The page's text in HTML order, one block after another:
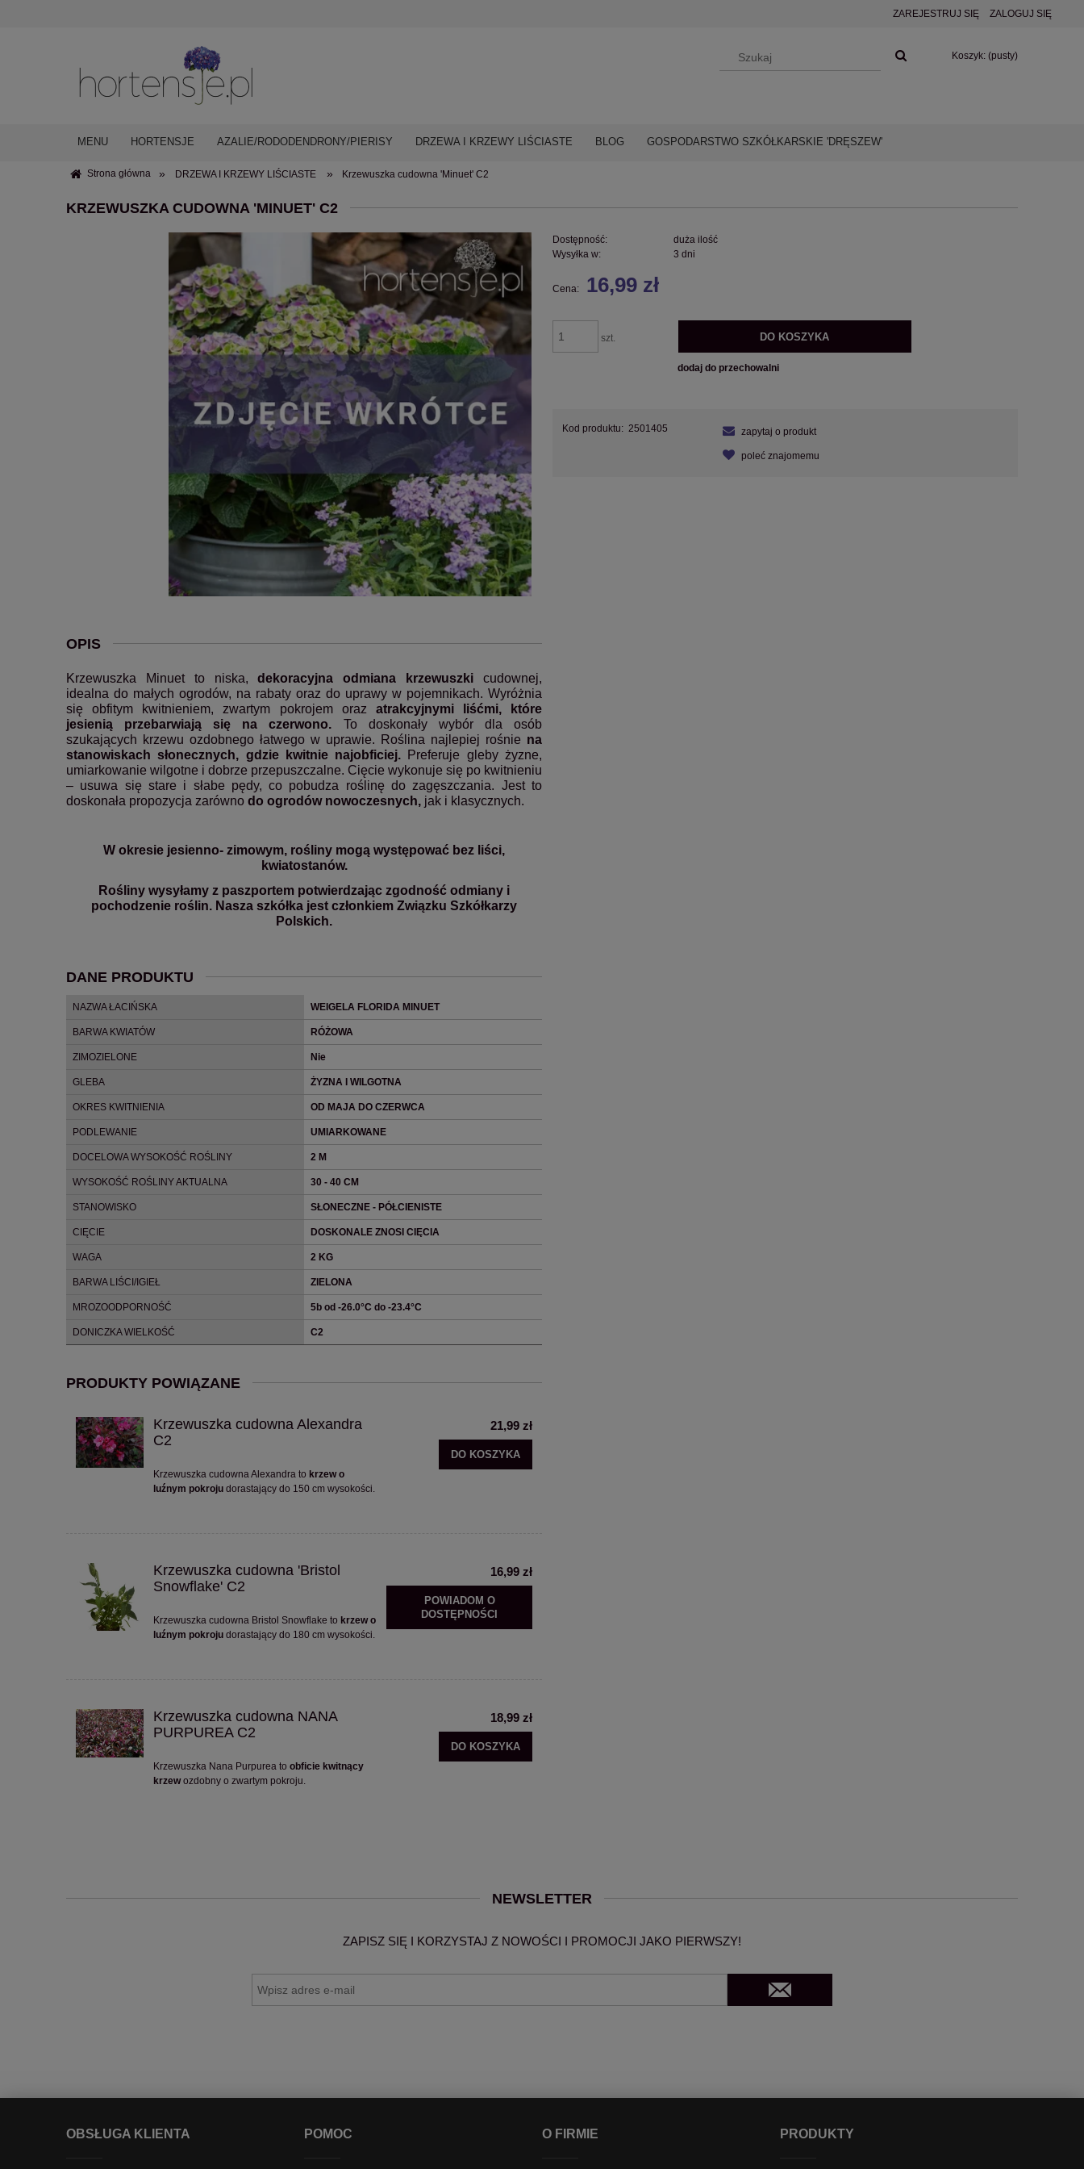
ZAREJESTRUJ SIĘ ZALOGUJ SIĘ
Koszyk: (pusty)
MENU HORTENSJE AZALIE/RODODENDRONY/PIERISY DRZEWA I KRZEWY LIŚCIASTE BLOG GOSPODARSTWO SZKÓŁKARSKIE 'DRĘSZEW'
Strona główna » DRZEWA I KRZEWY LIŚCIASTE » Krzewuszka cudowna 'Minuet' C2
KRZEWUSZKA CUDOWNA 'MINUET' C2
Dostępność:
duża ilość
Wysyłka w:
3 dni
Cena: 16,99 zł
szt. DO KOSZYKA
dodaj do przechowalni
Kod produktu: 2501405 zapytaj o produkt
poleć znajomemu
OPIS
Krzewuszka Minuet to niska,dekoracyjna odmiana krzewuszki cudownej,
idealna do małych ogrodów, na rabaty oraz do uprawy w pojemnikach. Wyróżnia
się obfitym kwitnieniem, zwartym pokrojem oraz atrakcyjnymi liśćmi, które
jesienią przebarwiają się na czerwono. To doskonały wybór dla osób
szukających krzewu ozdobnego łatwego w uprawie. Roślina najlepiej rośnie na
stanowiskach słonecznych, gdzie kwitnie najobficiej. Preferuje gleby żyzne,
umiarkowanie wilgotne i dobrze przepuszczalne. Cięcie wykonuje się po kwitnieniu
– usuwa się stare i słabe pędy, co pobudza roślinę do zagęszczania. Jest to
doskonała propozycja zarówno do ogrodów nowoczesnych, jak i klasycznych.
W okresie jesienno- zimowym, rośliny mogą występować bez liści,
kwiatostanów.
Rośliny wysyłamy z paszportem potwierdzając zgodność odmiany i
pochodzenie roślin. Nasza szkółka jest członkiem Związku Szkółkarzy
Polskich.
DANE PRODUKTU
NAZWA ŁACIŃSKA WEIGELA FLORIDA MINUET
BARWA KWIATÓW RÓŻOWA
ZIMOZIELONE Nie
GLEBA ŻYZNA I WILGOTNA
OKRES KWITNIENIA OD MAJA DO CZERWCA
PODLEWANIE UMIARKOWANE
DOCELOWA WYSOKOŚĆ ROŚLINY 2 M
WYSOKOŚĆ ROŚLINY AKTUALNA 30 - 40 CM
STANOWISKO SŁONECZNE - PÓŁCIENISTE
CIĘCIE DOSKONALE ZNOSI CIĘCIA
WAGA 2 KG
BARWA LIŚCI/IGIEŁ ZIELONA
MROZOODPORNOŚĆ 5b od -26.0°C do -23.4°C
DONICZKA WIELKOŚĆ C2
PRODUKTY POWIĄZANE
Krzewuszka cudowna Alexandra
C2
Krzewuszka cudowna Alexandra to krzew o
luźnym pokroju dorastający do 150 cm wysokości.
21,99 zł
DO KOSZYKA
Krzewuszka cudowna 'Bristol
Snowflake' C2
Krzewuszka cudowna Bristol Snowflake to krzew o
luźnym pokroju dorastający do 180 cm wysokości.
16,99 zł
POWIADOM O
DOSTĘPNOŚCI
Krzewuszka cudowna NANA
PURPUREA C2
Krzewuszka Nana Purpurea toobficie kwitnący
krzewozdobny o zwartym pokroju.
18,99 zł
DO KOSZYKA
NEWSLETTER
ZAPISZ SIĘ I KORZYSTAJ Z NOWOŚCI I PROMOCJI JAKO PIERWSZY!
OBSŁUGA KLIENTA POMOC O FIRMIE PRODUKTY